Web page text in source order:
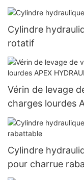
Cylindre
rotatif
Vérin de levage
charges lourdes
Cylindre
pour charrue